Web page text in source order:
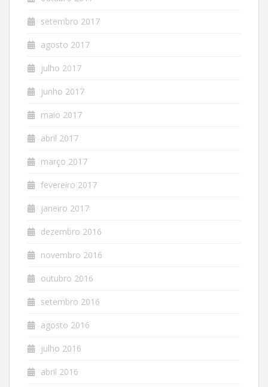
setembro 2017
agosto 2017
julho 2017
junho 2017
maio 2017
abril 2017
março 2017
fevereiro 2017
janeiro 2017
dezembro 2016
novembro 2016
outubro 2016
setembro 2016
agosto 2016
julho 2016
abril 2016